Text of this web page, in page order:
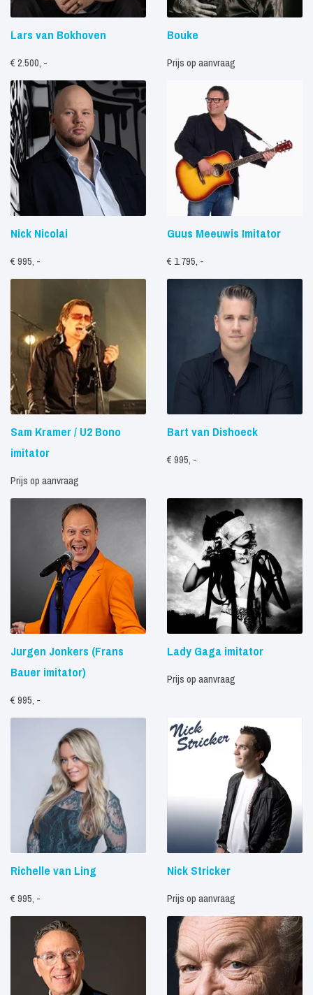
Lars van Bokhoven
€ 2.500, -
Bouke
Prijs op aanvraag
Nick Nicolai
€ 995, -
Guus Meeuwis Imitator
€ 1.795, -
Sam Kramer / U2 Bono
imitator
Prijs op aanvraag
Bart van Dishoeck
€ 995, -
Jurgen Jonkers (Frans
Bauer imitator)
€ 995, -
Lady Gaga imitator
Prijs op aanvraag
Richelle van Ling
€ 995, -
Nick Stricker
Prijs op aanvraag